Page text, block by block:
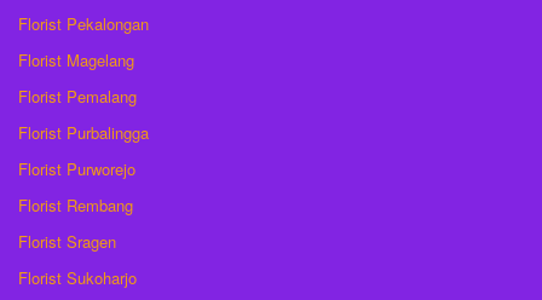
Florist Pekalongan
Florist Magelang
Florist Pemalang
Florist Purbalingga
Florist Purworejo
Florist Rembang
Florist Sragen
Florist Sukoharjo